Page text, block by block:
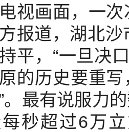
视画面，一
报道，湖北
平，“一旦决
的历史要重
。最有说服力
秒超过6万